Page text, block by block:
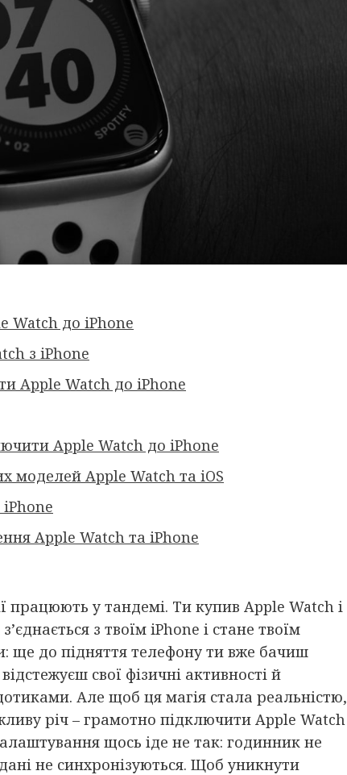
Watch до iPhone
з iPhone
Apple Watch до iPhone
Apple Watch до iPhone
моделей Apple Watch та iOS
Apple Watch та iPhone
працюють у тандемі. Ти купив Apple Watch і
з твоїм iPhone і стане твоїм
ще до підняття телефону ти вже бачиш
свої фізичні активності й
Але щоб ця магія стала реальністю,
річ – грамотно підключити Apple Watch
щось іде не так: годинник не
не синхронізуються. Щоб уникнути